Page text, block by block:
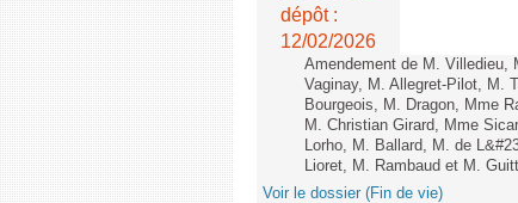
dépôt :
12/02/2026
Amendement de M. Villedieu,
Vaginay, M. Allegret-Pilot, M.
Bourgeois, M. Dragon, Mme
M. Christian Girard, Mme
Lorho, M. Ballard, M. de
Lioret, M. Rambaud et M.
Voir le dossier (Fin de vie)